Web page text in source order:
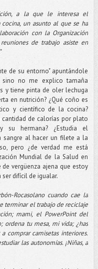
a la que le interesa el
un asunto al que se ha
con la Organización
de trabajo asiste en
"
de su entorno" apuntándole
no me explico tamaña
y tiene pinta de oler lechuga
en nutrición? ¿Qué coño es
y científico de la cocina?
cantidad de calorías por plato
su hermana? ¿Estudia el
al hacer un filete a la
pero ¿de verdad me está
Mundial de la Salud en
de vergüenza ajena que estoy
difícil de igualar.
Rocasolano cuando cae la
terminar el trabajo de reciclaje
mami, el PowerPoint del
ordena tu mesa, mi vida; ¿has
comprar camisetas interiores.
las autonomías. ¡Niñas, a